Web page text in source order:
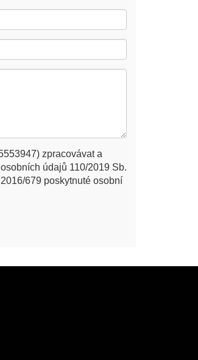
zpracovávat a
údajů 110/2019 Sb.
679 poskytnuté osobní